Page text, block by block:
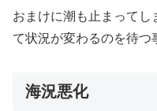
おまけに潮も止まってし
て状況が変わるのを待つ
海況悪化